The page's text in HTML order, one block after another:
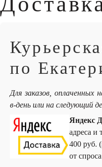
по
Для заказов, оплаченных
в-день или на следующий
Яндекс
адреса и
400 руб.
от